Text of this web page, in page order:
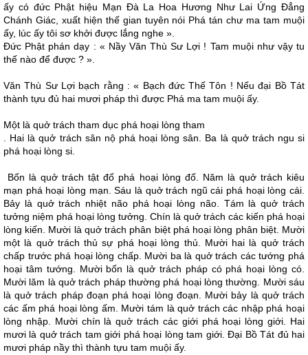
ấy có đức Phật hiệu Mạn Ðà La Hoa Hương Như Lai Ứng Ðẳng
Chánh Giác, xuất hiện thế gian tuyên nói Phá tán chư ma tam muội
ấy, lúc ấy tôi sơ khởi được lắng nghe ».
Ðức Phật phán dạy : « Nầy Văn Thù Sư Lợi ! Tam muội như vậy tu
thế nào để được ? ».
Văn Thù Sư Lợi bạch rằng : « Bạch đức Thế Tôn ! Nếu đại Bồ Tát
thành tựu đủ hai mươi pháp thì được Phá ma tam muội ấy.
Một là quở trách tham dục phá hoại lòng tham
. Hai là quở trách sân nộ phá hoại lòng sân. Ba là quở trách ngu si
phá hoại lòng si.
Bốn là quở trách tật đố phá hoại lòng đố. Năm là quở trách kiêu
mạn phá hoại lòng mạn. Sáu là quở trách ngũ cái phá hoại lòng cái.
Bảy là quở trách nhiệt não phá hoại lòng não. Tám là quở trách
tưởng niệm phá hoại lòng tưởng. Chín là quở trách các kiến phá hoại
lòng kiến. Mười là quở trách phân biệt phá hoại lòng phân biệt. Mười
một là quở trách thủ sự phá hoại lòng thủ. Mười hai là quở trách
chấp trước phá hoại lòng chấp. Mười ba là quở trách các tướng phá
hoại tâm tướng. Mười bốn là quở trách pháp có phá hoại lòng có.
Mười lăm là quở trách pháp thường phá hoại lòng thường. Mười sáu
là quở trách pháp đoạn phá hoại lòng đoạn. Mười bảy là quở trách
các ấm phá hoại lòng ấm. Mười tám là quở trách các nhập phá hoại
lòng nhập. Mười chín là quở trách các giới phá hoại lòng giới. Hai
mươi là quở trách tam giới phá hoại lòng tam giới. Ðại Bồ Tát đủ hai
mươi pháp nầy thì thành tựu tam muội ấy.